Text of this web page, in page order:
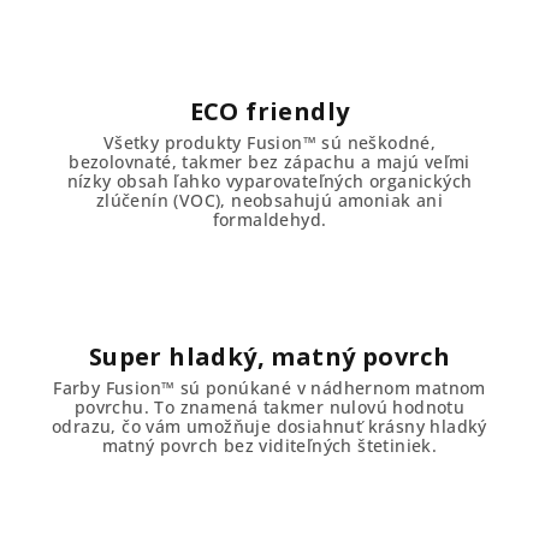
ECO friendly
Všetky produkty Fusion™ sú neškodné,
bezolovnaté, takmer bez zápachu a majú veľmi
nízky obsah ľahko vyparovateľných organických
zlúčenín (VOC), neobsahujú amoniak ani
formaldehyd.
Super hladký, matný povrch
Farby Fusion™ sú ponúkané v nádhernom matnom
povrchu. To znamená takmer nulovú hodnotu
odrazu, čo vám umožňuje dosiahnuť krásny hladký
matný povrch bez viditeľných štetiniek.